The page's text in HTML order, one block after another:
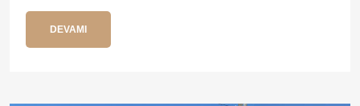
DEVAMI